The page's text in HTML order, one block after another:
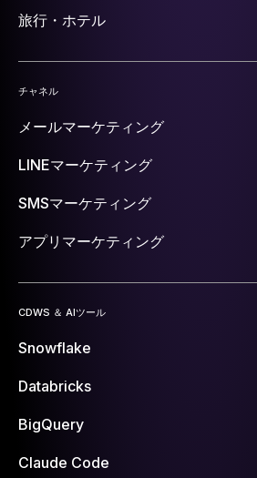
旅行・ホテル
チャネル
メールマーケティング
LINEマーケティング
SMSマーケティング
アプリマーケティング
CDWS ＆ AIツール
Snowflake
Databricks
BigQuery
Claude Code